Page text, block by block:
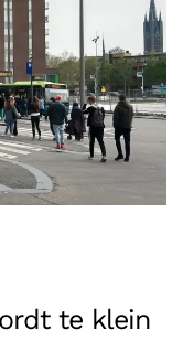
te klein